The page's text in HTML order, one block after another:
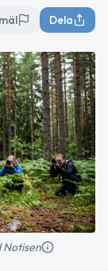
Dela
Notisen